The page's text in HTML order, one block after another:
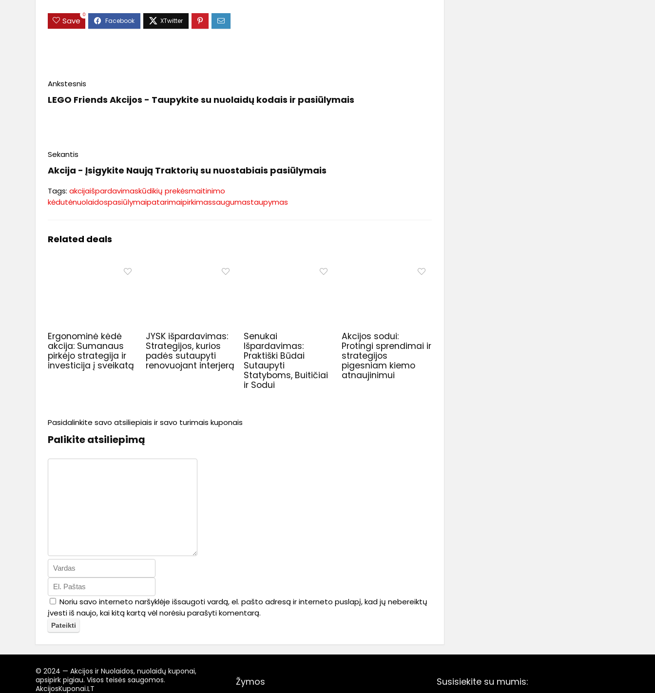
Save
0
Ankstesnis
LEGO Friends Akcijos - Taupykite su nuolaidų kodais ir pasiūlymais
Sekantis
Akcija - Įsigykite Naują Traktorių su nuostabiais pasiūlymais
Tags: akcijaišpardavimaskūdikių prekėsmaitinimo
kėdutėnuolaidospasiūlymaipatarimaipirkimassaugumastaupymas
Related deals
Ergonominė kėdė
akcija: Sumanaus
pirkėjo strategija ir
investicija į sveikatą
JYSK išpardavimas:
Strategijos, kurios
padės sutaupyti
renovuojant interjerą
Senukai
Išpardavimas:
Praktiški Būdai
Sutaupyti
Statyboms, Buitičiai
ir Sodui
Akcijos sodui:
Protingi sprendimai ir
strategijos
pigesniam kiemo
atnaujinimui
Pasidalinkite savo atsiliepiais ir savo turimais kuponais
Palikite atsiliepimą
Noriu savo interneto naršyklėje išsaugoti vardą, el. pašto adresą ir interneto puslapį, kad jų nebereiktų
įvesti iš naujo, kai kitą kartą vėl norėsiu parašyti komentarą.
© 2024 — Akcijos ir Nuolaidos, nuolaidų kuponai,
apsipirk pigiau. Visos teisės saugomos.
AkcijosKuponai.LT
Žymos Susisiekite su mumis: